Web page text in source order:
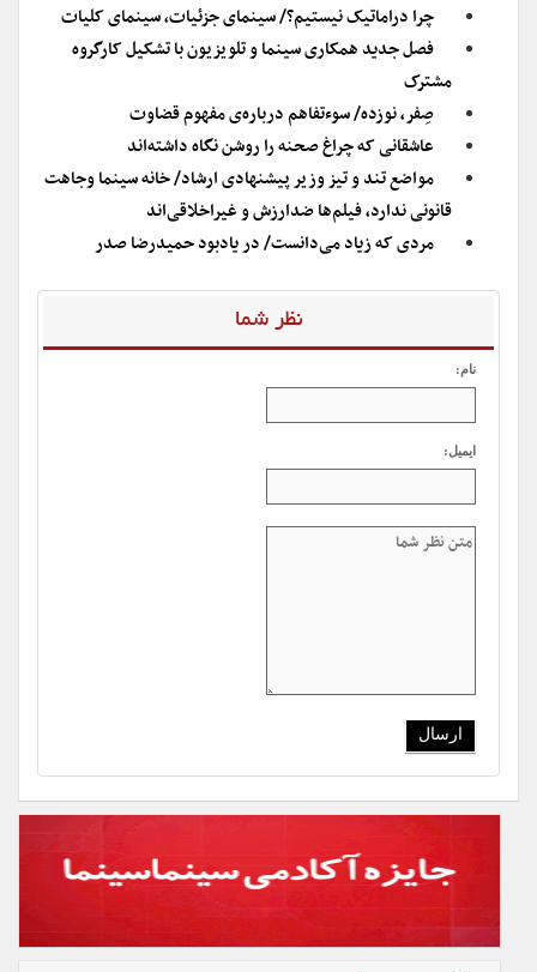
چرا دراماتیک نیستیم؟/ سینمای جزئیات، سینمای کلیات
فصل جدید همکاری سینما و تلویزیون با تشکیل کارگروه
مشترک
صِفر، نوزده/ سوءتفاهم درباره‌ی مفهوم قضاوت
عاشقانی که چراغ صحنه را روشن نگاه داشته‌اند
مواضع تند و تیز وزیر پیشنهادی ارشاد/ خانه سینما وجاهت
قانونی ندارد، فیلم‌ها ضدارزش و غیراخلاقی‌اند
مردی که زیاد می‌دانست/ در یادبود حمیدرضا صدر
نظر شما
نام:
ایمیل: